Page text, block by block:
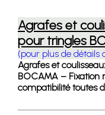
Agrafes et
pour tringles
(pour plus de détails
Agrafes et
BOCAMA – Fixation
compatibilité toutes